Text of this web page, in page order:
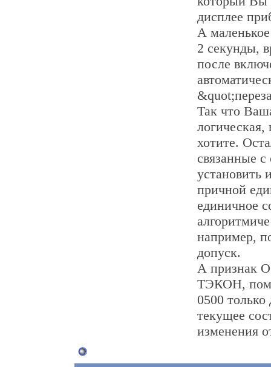
дисплее
А
2 секунды,
после
Так что
хотите.
связанные
установить
причной
единичное
например,
допуск.
А признак
ТЭКОН,
0500
текущее
изменения